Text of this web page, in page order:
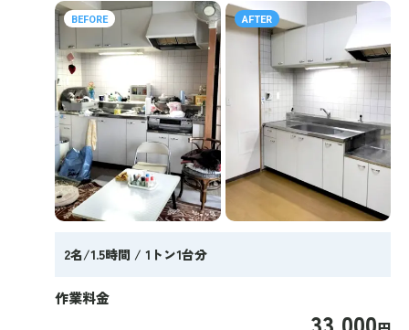
BEFORE AFTER
2名/1.5時間 / 1トン1台分
作業料金
33,000